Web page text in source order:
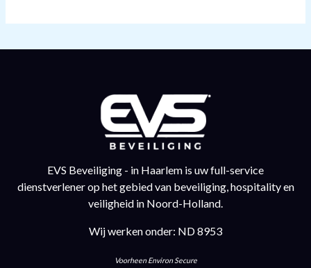
EVS Beveiliging - in Haarlem is uw full-service
dienstverlener op het gebied van beveiliging, hospitality en
veiligheid in Noord-Holland.
Wij werken onder: ND 8953
Voorheen Environ Secure